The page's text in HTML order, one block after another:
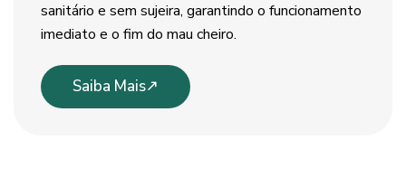
sanitário e sem sujeira, garantindo o funcionamento
imediato e o fim do mau cheiro.
Saiba Mais